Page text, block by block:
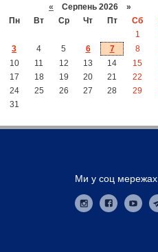
« Серпень 2026 »
Пн
Вт Ср Чт Пт Сб
1
3
4 5 6 7 8
10
11 12 13 14 15
17
18 19 20 21 22
24
25 26 27 28 29
31
Ми у соц мережах